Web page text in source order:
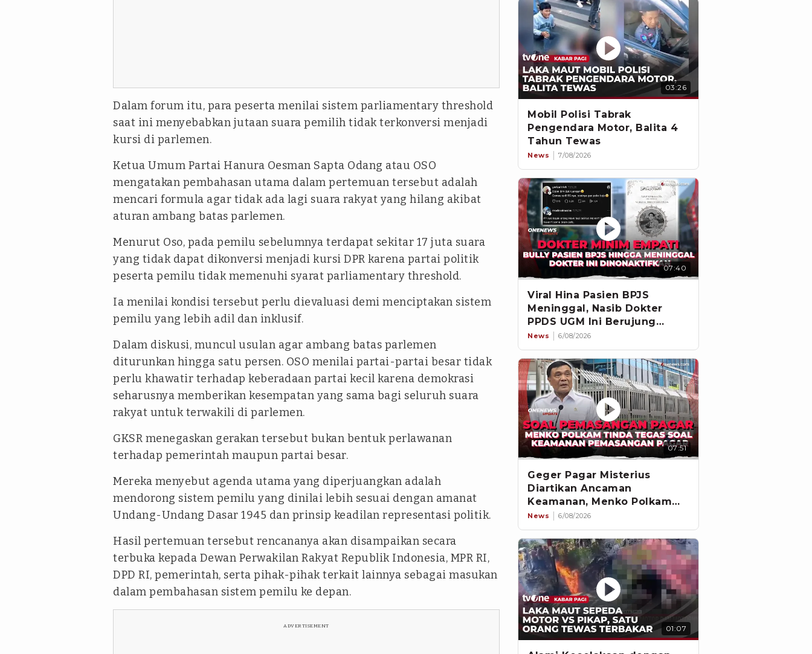
Dalam forum itu, para peserta menilai sistem parliamentary threshold
saat ini menyebabkan jutaan suara pemilih tidak terkonversi menjadi
kursi di parlemen.
Ketua Umum Partai Hanura Oesman Sapta Odang atau OSO
mengatakan pembahasan utama dalam pertemuan tersebut adalah
mencari formula agar tidak ada lagi suara rakyat yang hilang akibat
aturan ambang batas parlemen.
Menurut Oso, pada pemilu sebelumnya terdapat sekitar 17 juta suara
yang tidak dapat dikonversi menjadi kursi DPR karena partai politik
peserta pemilu tidak memenuhi syarat parliamentary threshold.
Ia menilai kondisi tersebut perlu dievaluasi demi menciptakan sistem
pemilu yang lebih adil dan inklusif.
Dalam diskusi, muncul usulan agar ambang batas parlemen
diturunkan hingga satu persen. OSO menilai partai-partai besar tidak
perlu khawatir terhadap keberadaan partai kecil karena demokrasi
seharusnya memberikan kesempatan yang sama bagi seluruh suara
rakyat untuk terwakili di parlemen.
GKSR menegaskan gerakan tersebut bukan bentuk perlawanan
terhadap pemerintah maupun partai besar.
Mereka menyebut agenda utama yang diperjuangkan adalah
mendorong sistem pemilu yang dinilai lebih sesuai dengan amanat
Undang-Undang Dasar 1945 dan prinsip keadilan representasi politik.
Hasil pertemuan tersebut rencananya akan disampaikan secara
terbuka kepada Dewan Perwakilan Rakyat Republik Indonesia, MPR RI,
DPD RI, pemerintah, serta pihak-pihak terkait lainnya sebagai masukan
dalam pembahasan sistem pemilu ke depan.
ADVERTISEMENT
03:26
Mobil Polisi Tabrak
Pengendara Motor, Balita 4
Tahun Tewas
News 7/08/2026
07:40
Viral Hina Pasien BPJS
Meninggal, Nasib Dokter
PPDS UGM Ini Berujung
Dipecat
News 6/08/2026
07:51
Geger Pagar Misterius
Diartikan Ancaman
Keamanan, Menko Polkam
Angkat Bicara
News 6/08/2026
01:07